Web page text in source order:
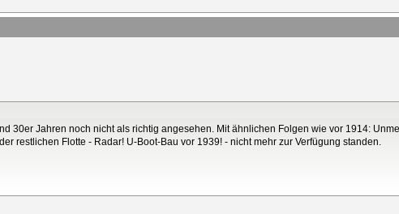
30er Jahren noch nicht als richtig angesehen. Mit ähnlichen Folgen wie vor 1914:
restlichen Flotte - Radar! U-Boot-Bau vor 1939! - nicht mehr zur Verfügung standen.